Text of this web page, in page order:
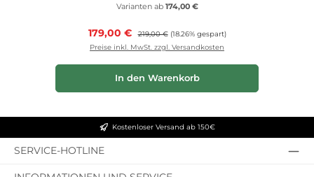
Varianten ab174,00 €
Verkaufspreis:
179,00 € Regulärer Preis:
219,00 € (18.26% gespart)
Preise inkl. MwSt. zzgl. Versandkosten
In den Warenkorb
Kostenloser Versand ab 150€
SERVICE-HOTLINE